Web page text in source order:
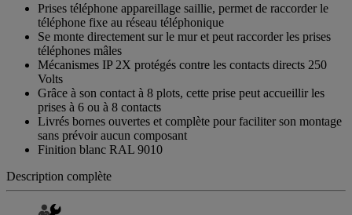
Prises téléphone appareillage saillie, permet de raccorder le
téléphone fixe au réseau téléphonique
Se monte directement sur le mur et peut raccorder les prises
téléphones mâles
Mécanismes IP 2X protégés contre les contacts directs 250
Volts
Grâce à son contact à 8 plots, cette prise peut accueillir les
prises à 6 ou à 8 contacts
Livrés bornes ouvertes et complète pour faciliter son montage
sans prévoir aucun composant
Finition blanc RAL 9010
Description complète